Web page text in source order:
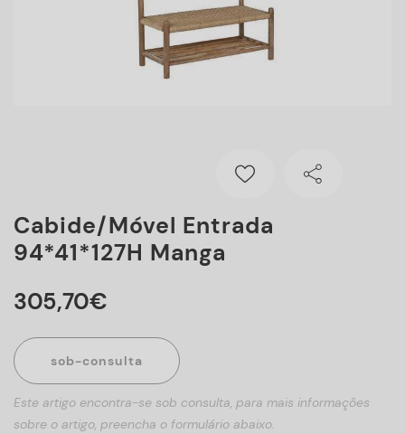
Cabide/móvel Entrada
94*41*127H Manga
305,70€
sob-consulta
Este artigo encontra-se sob consulta, para mais informações
sobre o artigo, preencha o formulário abaixo.